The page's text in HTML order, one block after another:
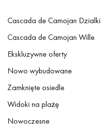
Cascada de Camojan Dzialki
Cascada de Camojan Wille
Ekskluzywne oferty
Nowo wybudowane
Zamknięte osiedle
Widoki na plażę
Nowoczesne